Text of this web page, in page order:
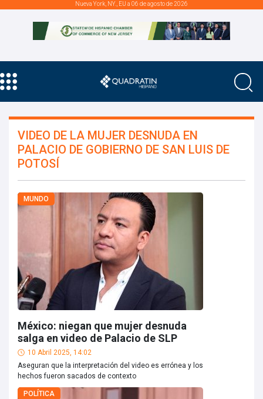
Nueva York, NY., EU a 06 de agosto de 2026
VIDEO DE LA MUJER DESNUDA EN
PALACIO DE GOBIERNO DE SAN LUIS DE
POTOSÍ
MUNDO
México: niegan que mujer desnuda
salga en video de Palacio de SLP
10 Abril 2025, 14:02
Aseguran que la interpretación del video es errónea y los
hechos fueron sacados de contexto
POLÍTICA